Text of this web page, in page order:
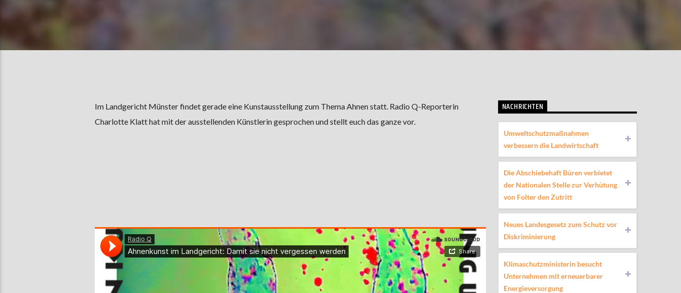
Im Landgericht Münster findet gerade eine Kunstausstellung zum Thema Ahnen statt. Radio Q-Reporterin
Charlotte Klatt hat mit der ausstellenden Künstlerin gesprochen und stellt euch das ganze vor.
NACHRICHTEN
Umweltschutzmaßnahmen
verbessern die Landwirtschaft
Die Abschiebehaft Büren verbietet
der Nationalen Stelle zur Verhütung
von Folter den Zutritt
Neues Landesgesetz zum Schutz vor
Diskriminierung
Klimaschutzministerin besucht
Unternehmen mit erneuerbarer
Energieversorgung